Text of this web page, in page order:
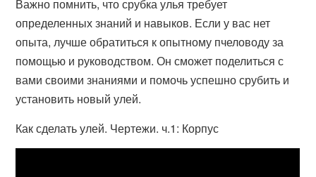
Важно помнить, что срубка улья требует
определенных знаний и навыков. Если у вас нет
опыта, лучше обратиться к опытному пчеловоду за
помощью и руководством. Он сможет поделиться с
вами своими знаниями и помочь успешно срубить и
установить новый улей.
Как сделать улей. Чертежи. ч.1: Корпус